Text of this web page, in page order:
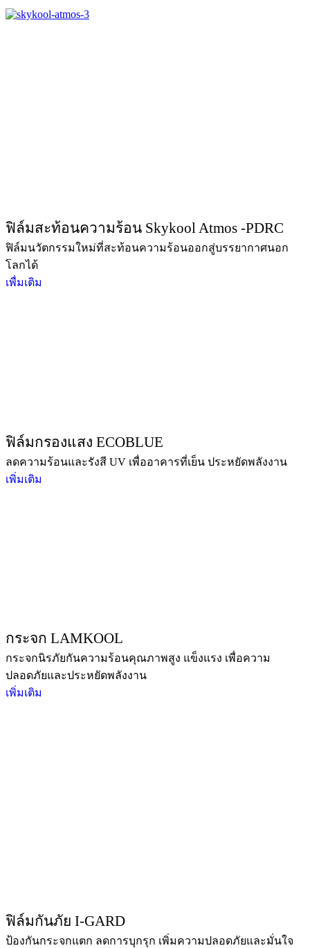
ฟิล์มสะท้อนความร้อน Skykool Atmos -PDRC
ฟิล์มนวัตกรรมใหม่ที่สะท้อนความร้อนออกสู่บรรยากาศนอก
โลกได้
เพื่มเติม
ฟิล์มกรองแสง ECOBLUE
ลดความร้อนและรังสี UV เพื่ออาคารที่เย็น ประหยัดพลังงาน
เพิ่มเติม
กระจก LAMKOOL
กระจกนิรภัยกันความร้อนคุณภาพสูง แข็งแรง เพื่อความ
ปลอดภัยและประหยัดพลังงาน
เพิ่มเติม
ฟิล์มกันภัย I-GARD
ป้องกันกระจกแตก ลดการบุกรุก เพิ่มความปลอดภัยและมั่นใจ